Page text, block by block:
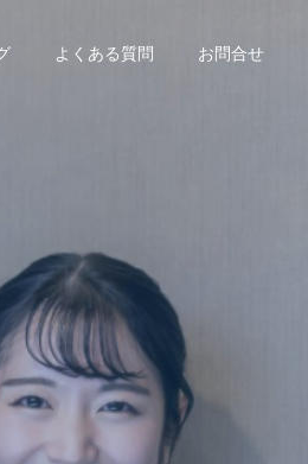
よくある質問 お問合せ